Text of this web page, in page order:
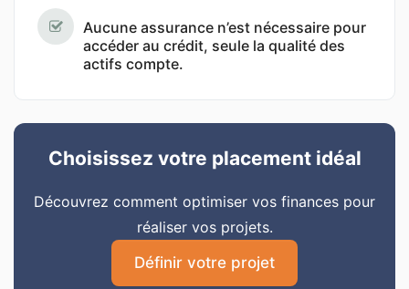
Aucune assurance n’est nécessaire pour
accéder au crédit, seule la qualité des
actifs compte.
Choisissez votre placement idéal
Découvrez comment optimiser vos finances pour
réaliser vos projets.
Définir votre projet